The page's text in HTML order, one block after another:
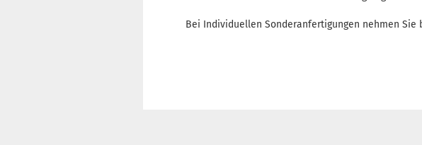
Bei Individuellen Sonderanfertigungen nehmen